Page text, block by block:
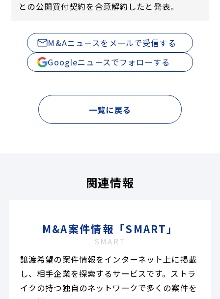
との公開買付契約を合意解約したと発表。
M&Aニュースをメールで受信する
Googleニュースでフォローする
一覧に戻る
関連情報
M&A案件情報「SMART」
SMART
譲渡希望の案件情報をインターネット上に掲載
し、相手企業を探索するサービスです。ストラ
イクの持つ独自のネットワークで多くの案件を